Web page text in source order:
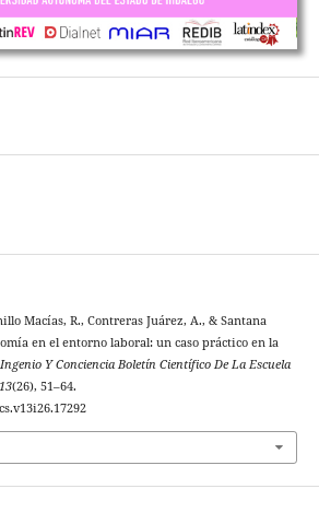
Macías, R., Contreras Juárez, A., & Santana
en el entorno laboral: un caso práctico en la
Ingenio Y Conciencia Boletín Científico De La Escuela
13(26), 51–64.